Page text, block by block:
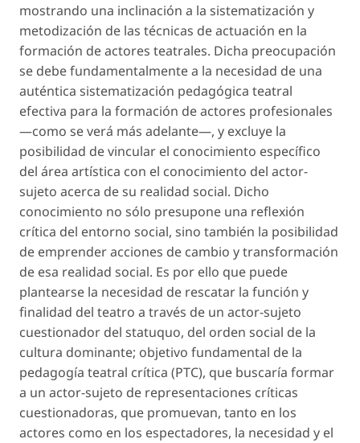
mostrando una inclinación a la sistematización y
metodización de las técnicas de actuación en la
formación de actores teatrales. Dicha preocupación
se debe fundamentalmente a la necesidad de una
auténtica sistematización pedagógica teatral
efectiva para la formación de actores profesionales
—como se verá más adelante—, y excluye la
posibilidad de vincular el conocimiento específico
del área artística con el conocimiento del actor-
sujeto acerca de su realidad social. Dicho
conocimiento no sólo presupone una reflexión
crítica del entorno social, sino también la posibilidad
de emprender acciones de cambio y transformación
de esa realidad social. Es por ello que puede
plantearse la necesidad de rescatar la función y
finalidad del teatro a través de un actor-sujeto
cuestionador del statuquo, del orden social de la
cultura dominante; objetivo fundamental de la
pedagogía teatral crítica (PTC), que buscaría formar
a un actor-sujeto de representaciones críticas
cuestionadoras, que promuevan, tanto en los
actores como en los espectadores, la necesidad y el